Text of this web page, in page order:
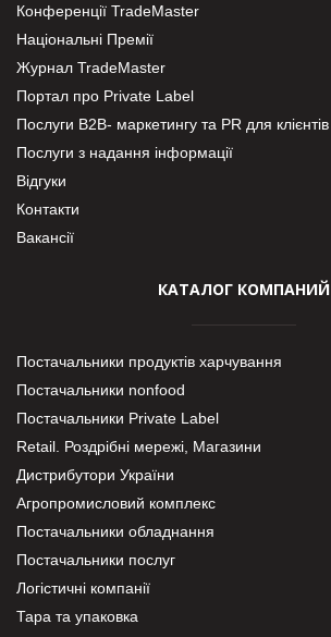
Конференції TradeMaster
Національні Премії
Журнал TradeMaster
Портал про Private Label
Послуги В2В- маркетингу та PR для клієнтів
Послуги з надання інформації
Відгуки
Контакти
Вакансії
КАТАЛОГ КОМПАНИЙ
Постачальники продуктів харчування
Постачальники nonfood
Постачальники Private Label
Retail. Роздрібні мережі, Магазини
Дистрибутори України
Агропромисловий комплекс
Постачальники обладнання
Постачальники послуг
Логістичні компанії
Тара та упаковка